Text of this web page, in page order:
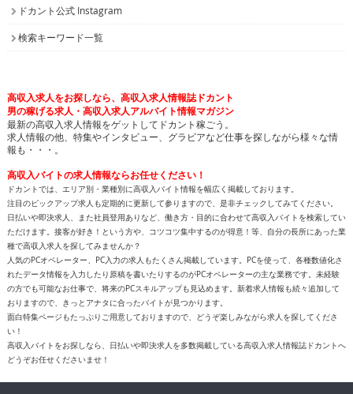
ドカント公式 Instagram
検索キーワード一覧
高収入求人をお探しなら、高収入求人情報誌ドカント
男の稼げる求人・高収入求人アルバイト情報マガジン
最新の高収入求人情報をゲットしてドカント稼ごう。
求人情報の他、特集やインタビュー、グラビアなど仕事を探しながら様々な情
報も・・・。
高収入バイトの求人情報ならお任せください！
ドカントでは、エリア別・業種別に高収入バイト情報を幅広く掲載しております。
注目のピックアップ求人も定期的に更新して参りますので、是非チェックしてみてください。
日払いや即決求人、また社員登用ありなど、働き方・目的に合わせて高収入バイトを検索してい
ただけます。接客が好き！という方や、コツコツ集中するのが得意！等、自分の長所にあった業
種で高収入求人を探してみませんか？
人気のPCオペレーター、PC入力の求人もたくさん掲載しています。PCを使って、各種数値化さ
れたデータ情報を入力したり原稿を書いたりするのがPCオペレーターの主な業務です。未経験
の方でも可能なお仕事で、将来のPCスキルアップも見込めます。新着求人情報も続々追加して
おりますので、きっとアナタに合ったバイトが見つかります。
面白特集ページもたっぷりご用意しておりますので、どうぞ楽しみながら求人を探してくださ
い！
高収入バイトをお探しなら、日払いや即決求人を多数掲載している高収入求人情報誌ドカントへ
どうぞお任せくださいませ！